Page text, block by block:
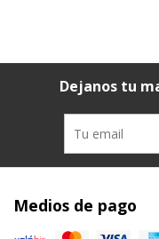
Dejanos tu
Medios de pago